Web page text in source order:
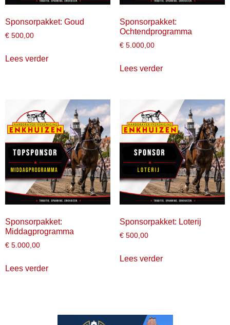
Sponsorpakket: Goud
€ 500,00
Lees verder
Sponsorpakket:
Ochtendprogramma
€5.000,00
Lees verder
Sponsorpakket:
Middagprogramma
€ 5.000,00
Lees verder
Sponsorpakket: Loterij
€500,00
Lees verder